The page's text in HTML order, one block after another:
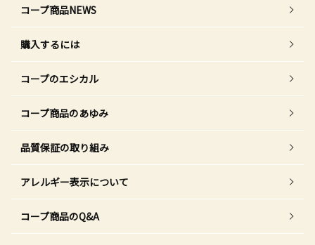
コープ商品NEWS
購入するには
コープのエシカル
コープ商品のあゆみ
品質保証の取り組み
アレルギー表示について
コープ商品のQ&A